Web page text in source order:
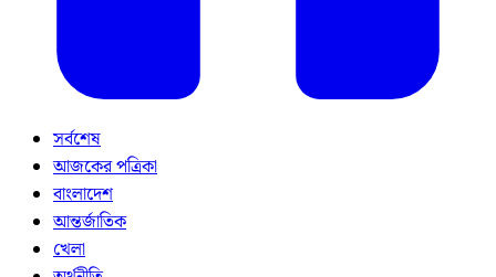
সর্বশেষ
আজকের পত্রিকা
বাংলাদেশ
আন্তর্জাতিক
খেলা